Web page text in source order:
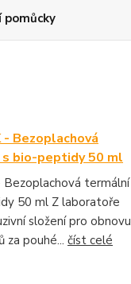
pomůcky
- Bezoplachová
bio-peptidy 50 ml
Bezoplachová termální
50 ml Z laboratoře
složení pro obnovu
za pouhé... číst celé